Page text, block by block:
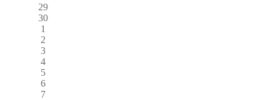
29
30
1
2
3
4
5
6
7